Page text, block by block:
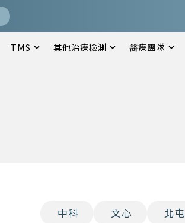
TMS 其他治療檢測 醫療團隊
中科 文心 北屯